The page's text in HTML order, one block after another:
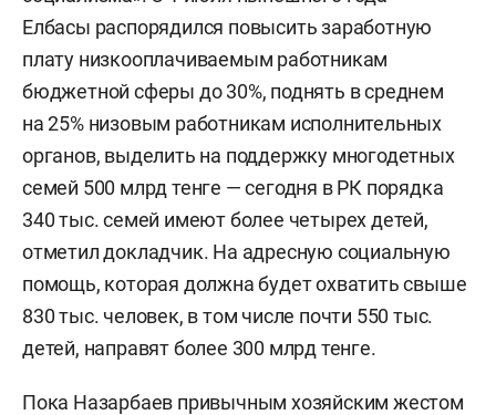
Елбасы распорядился повысить заработную
плату низкооплачиваемым работникам
бюджетной сферы до 30%, поднять в среднем
на 25% низовым работникам исполнительных
органов, выделить на поддержку многодетных
семей 500 млрд тенге — сегодня в РК порядка
340 тыс. семей имеют более четырех детей,
отметил докладчик. На адресную социальную
помощь, которая должна будет охватить свыше
830 тыс. человек, в том числе почти 550 тыс.
детей, направят более 300 млрд тенге.
Пока Назарбаев привычным хозяйским жестом